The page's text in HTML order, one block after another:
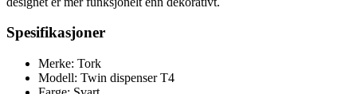
Spesifikasjoner
Merke: Tork
Modell: Twin dispenser T4